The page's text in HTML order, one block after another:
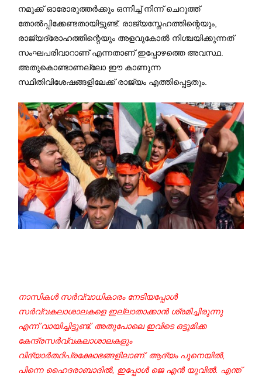
നമുക്ക് ഓരോരുത്തര്‍ക്കും ഒന്നിച്ച് നിന്ന് ചെറുത്ത്
തോല്‍പ്പിക്കേണ്ടതായിട്ടുണ്ട്. രാജ്യസ്നേഹത്തിന്റെയും,
രാജ്യദ്രോഹത്തിന്റെയും അളവുകോല്‍ നിശ്ചയിക്കുന്നത്
സംഘപരിവാറാണ് എന്നതാണ് ഇപ്പോഴത്തെ അവസ്ഥ.
അതുകൊണ്ടാണല്ലോ ഈ കാണുന്ന
സ്ഥിതിവിശേഷങ്ങളിലേക്ക് രാജ്യം എത്തിപ്പെട്ടതും.
നാസികള്‍ സര്‍വ്വാധികാരം നേടിയപ്പോള്‍
സര്‍വ്വകലാശാലകളെ ഇല്ലാതാക്കാന്‍ ശ്രമിച്ചിരുന്നു
എന്ന് വായിച്ചിട്ടുണ്ട്. അതുപോലെ ഇവിടെ ഒട്ടുമിക്ക
കേന്ദ്രസര്‍വ്വകലാശാലകളും
വിദ്യാര്‍ത്ഥിപ്രക്ഷോഭങ്ങളിലാണ്. ആദ്യം പൂനെയില്‍,
പിന്നെ ഹൈദരാബാദില്‍, ഇപ്പോള്‍ ജെ എന്‍ യുവില്‍. എന്ത്